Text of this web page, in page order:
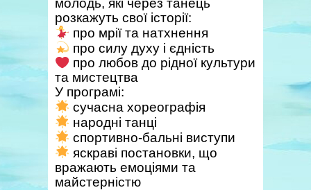
молодь, які через танець
розкажуть свої історії:
про мрії та натхнення
про силу духу і єдність
про любов до рідної культури
та мистецтва
У програмі:
сучасна хореографія
народні танці
спортивно-бальні виступи
яскраві постановки, що
вражають емоціями та
майстерністю